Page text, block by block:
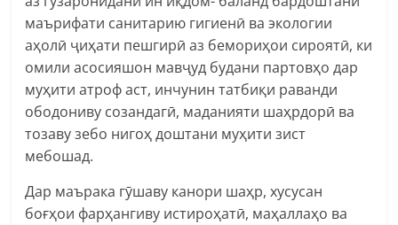
маърифати санитарию гигиенӣ ва экологии
аҳолӣ ҷиҳати пешгирӣ аз бемориҳои сироятӣ, ки
омили асосияшон мавҷуд будани партовҳо дар
муҳити атроф аст, инчунин татбиқи раванди
ободониву созандагӣ, маданияти шаҳрдорӣ ва
тозаву зебо нигоҳ доштани муҳити зист
мебошад.
Дар маърака гӯшаву канори шаҳр, хусусан
боғҳои фарҳангиву истироҳатӣ, маҳаллаҳо ва